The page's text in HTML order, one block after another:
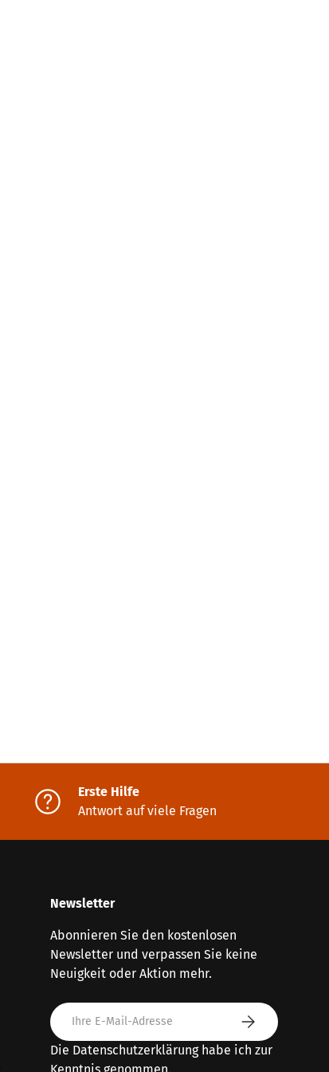
Erste Hilfe
Antwort auf viele Fragen
Newsletter
Abonnieren Sie den kostenlosen
Newsletter und verpassen Sie keine
Neuigkeit oder Aktion mehr.
E-Mail Abonnieren
Die Datenschutzerklärunghabe ich zur